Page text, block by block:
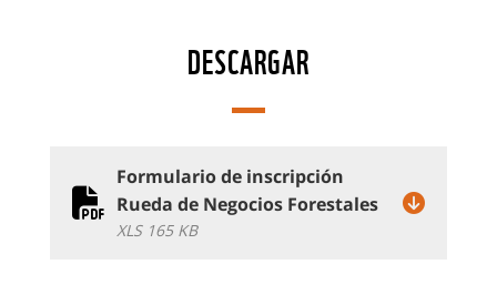
DESCARGAR
Formulario de inscripción
Rueda de Negocios Forestales
XLS 165 KB